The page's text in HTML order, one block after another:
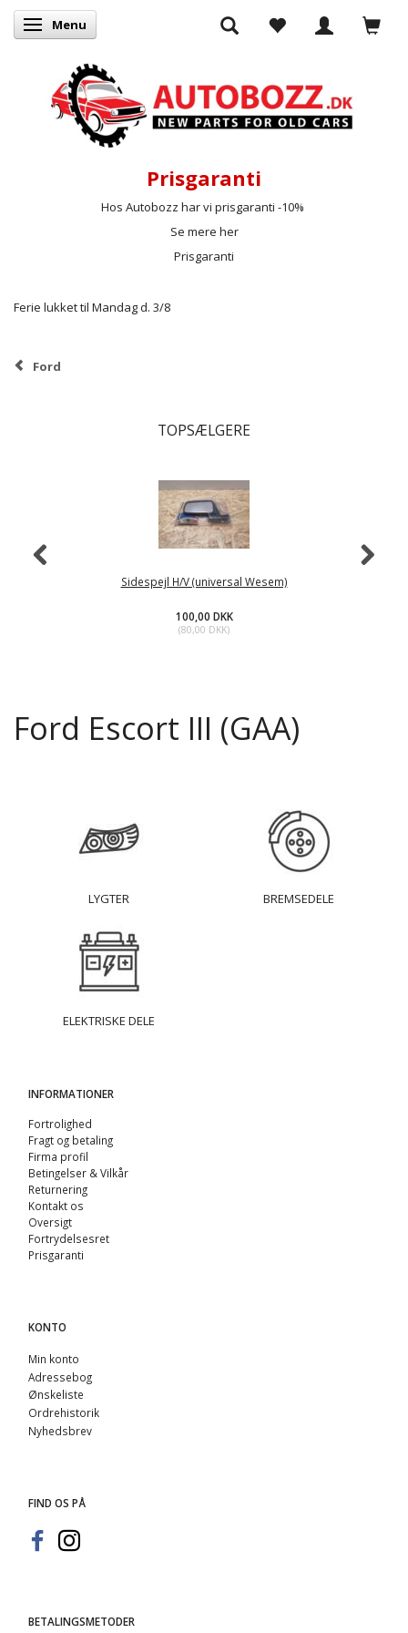
Skifte navigation
Menu
Prisgaranti
Hos Autobozz har vi prisgaranti -10%
Se mere her
Prisgaranti
Ferie lukket til Mandag d. 3/8
Ford
TOPSÆLGERE
Sidespejl H/V (universal Wesem)
100,00 DKK
(80,00 DKK)
Ford Escort III (GAA)
LYGTER BREMSEDELE
ELEKTRISKE DELE
INFORMATIONER
Fortrolighed
Fragt og betaling
Firma profil
Betingelser & Vilkår
Returnering
Kontakt os
Oversigt
Fortrydelsesret
Prisgaranti
KONTO
Min konto
Adressebog
Ønskeliste
Ordrehistorik
Nyhedsbrev
FIND OS PÅ
BETALINGSMETODER